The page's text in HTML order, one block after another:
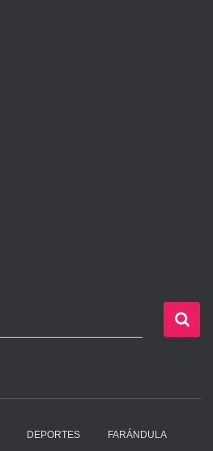
DEPORTES FARÁNDULA